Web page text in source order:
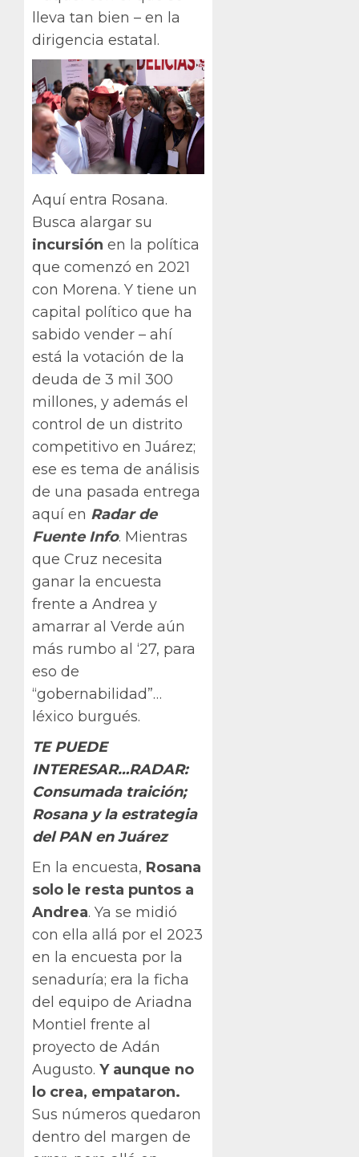
lleva tan bien – en la
dirigencia estatal.
Aquí entra Rosana.
Busca alargar su
incursión en la política
que comenzó en 2021
con Morena. Y tiene un
capital político que ha
sabido vender – ahí
está la votación de la
deuda de 3 mil 300
millones, y además el
control de un distrito
competitivo en Juárez;
ese es tema de análisis
de una pasada entrega
aquí en Radar de
Fuente Info. Mientras
que Cruz necesita
ganar la encuesta
frente a Andrea y
amarrar al Verde aún
más rumbo al ‘27, para
eso de
“gobernabilidad”…
léxico burgués.
TE PUEDE
INTERESAR…RADAR:
Consumada traición;
Rosana y la estrategia
del PAN en Juárez
En la encuesta, Rosana
solo le resta puntos a
Andrea. Ya se midió
con ella allá por el 2023
en la encuesta por la
senaduría; era la ficha
del equipo de Ariadna
Montiel frente al
proyecto de Adán
Augusto. Y aunque no
lo crea, empataron.
Sus números quedaron
dentro del margen de